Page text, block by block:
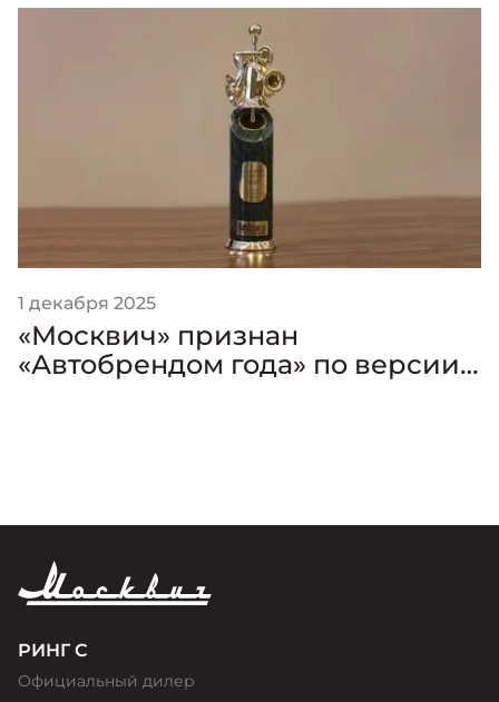
1 декабря 2025
«Москвич» признан
«Автобрендом года» по версии
РИНГ С
Официальный дилер